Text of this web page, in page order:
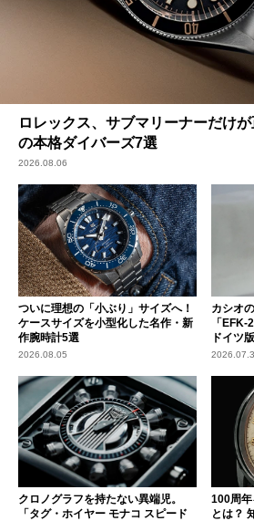
ロレックス、サブマリーナーだけ
の本格ダイバーズ7選
2026.08.06
ついに理想の「小ぶり」サイズへ！
ケースサイズを小型化した名作・新
作腕時計5選
2026.08.05
カシオ
「EFK-
ドイツ
クロノグラフを持たない異端児。
「タグ・ホイヤー モナコ スピード
100周年
とは？